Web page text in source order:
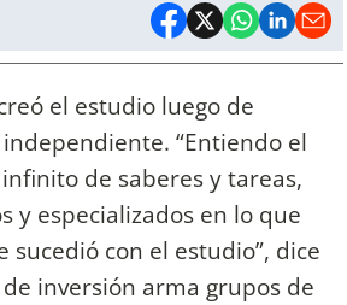
el estudio luego de
“Entiendo el
de saberes y tareas,
y especializados en lo que
sucedió con el estudio”, dice
inversión arma grupos de